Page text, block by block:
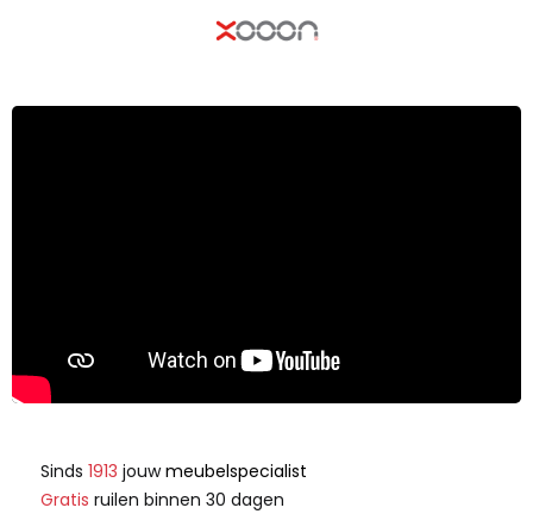
Sinds 1913 jouwmeubelspecialist
Gratis ruilen binnen 30 dagen